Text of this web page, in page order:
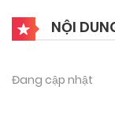
NỘI
Đang cập nhật